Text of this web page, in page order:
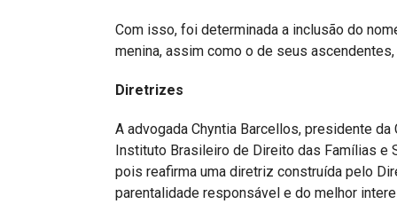
Com isso, foi determinada a inclusão do
menina, assim como o de seus
Diretrizes
A advogada Chyntia Barcellos, presidente
Instituto Brasileiro de Direito das Famílias e
pois reafirma uma diretriz construída pelo
parentalidade responsável e do melhor